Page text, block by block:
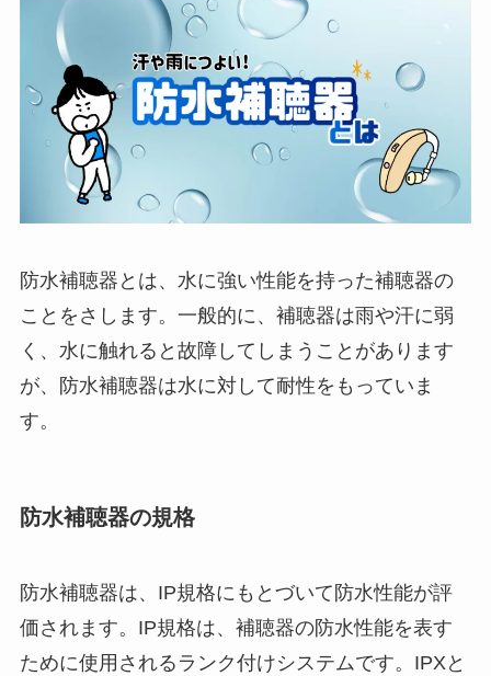
防水補聴器とは、水に強い性能を持った補聴器の
ことをさします。一般的に、補聴器は雨や汗に弱
く、水に触れると故障してしまうことがあります
が、防水補聴器は水に対して耐性をもっていま
す。
防水補聴器の規格
防水補聴器は、IP規格にもとづいて防水性能が評
価されます。IP規格は、補聴器の防水性能を表す
ために使用されるランク付けシステムです。IPXと